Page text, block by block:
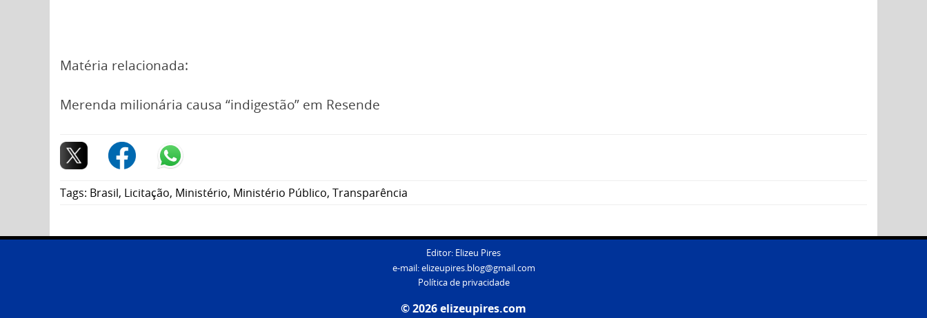
Matéria relacionada:
Merenda milionária causa “indigestão” em Resende
Tags: Brasil, Licitação, Ministério, Ministério Público, Transparência
Editor: Elizeu Pires
e-mail:elizeupires.blog@gmail.com
Política de privacidade
© 2026 elizeupires.com